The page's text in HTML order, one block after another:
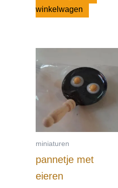
winkelwagen
miniaturen
pannetje met
eieren